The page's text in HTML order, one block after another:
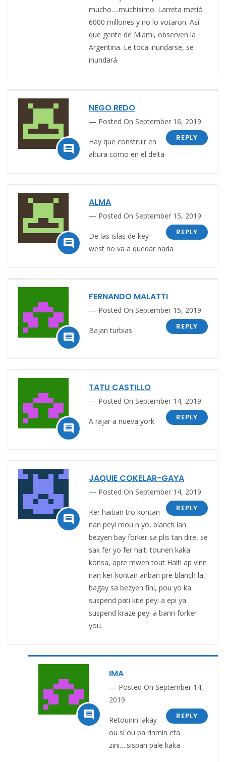
mucho….muchísimo. Larreta metió
6000 millones y no lo votaron. Así
que gente de Miami, observen la
Argentina. Le toca inundarse, se
inundará.

NEGO REDO
Posted On September 16, 2019
REPLY
Hay que construir en
altura como en el delta

ALMA
Posted On September 15, 2019
REPLY
De las islas de key
west no va a quedar nada

FERNANDO MALATTI
Posted On September 15, 2019
REPLY
Bajan turbias

TATU CASTILLO
Posted On September 14, 2019
REPLY
A rajar a nueva york

JAQUIE COKELAR-GAYA
Posted On September 14, 2019
REPLY
Ker haitian tro kontan
nan peyi mou n yo, blanch lan
bezyen bay forker sa plis tan dire, se
sak fer yo fer haiti tounen kaka
konsa, apre mwen tout Haiti ap vinn
nan ker kontan anban pre blanch la,
bagay sa bezyen fini, pou yo ka
suspend pati kite peyi a epi ya
suspend kraze peyi a bann forker
you.

IMA
Posted On September 14,
2019
REPLY
Retounin lakay
ou si ou pa rinmin eta
zini….sispan pale kaka